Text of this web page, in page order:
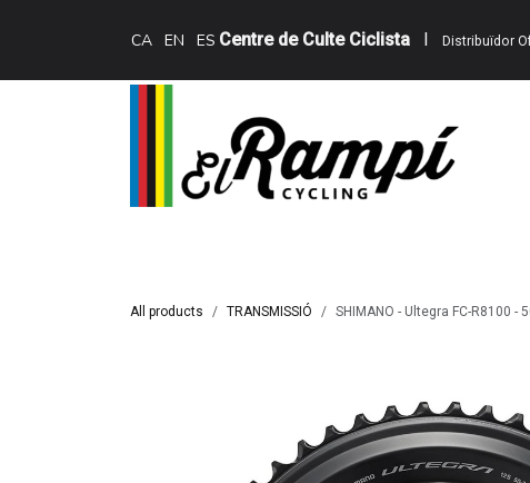
CA EN ES Centre de Culte Ciclista I Distribuïdor
All products TRANSMISSIÓ SHIMANO - Ultegra FC-R8100 -